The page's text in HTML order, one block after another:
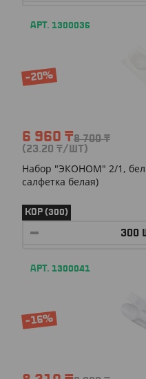
АРТ. 1300036
-20%
6 960 ₸8 700₸
(23.20 ₸/ШТ)
Набор "ЭКОНОМ" 2/1,
салфетка белая)
КОР (300)
АРТ. 1300041
-16%